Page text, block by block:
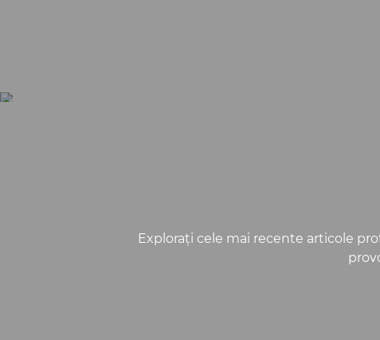
Exploraţi cele mai recente articole